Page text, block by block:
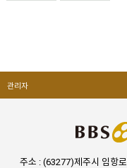
관리자
주소 : (63277)제주시 임항